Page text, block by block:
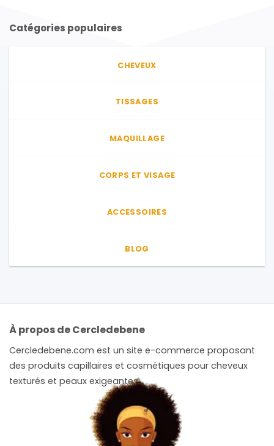
Catégories populaires
CHEVEUX
TISSAGES
MAQUILLAGE
CORPS ET VISAGE
ACCESSOIRES
BLOG
À propos de Cercledebene
Cercledebene.com est un site e-commerce proposant
des produits capillaires et cosmétiques pour cheveux
texturés et peaux exigeantes.